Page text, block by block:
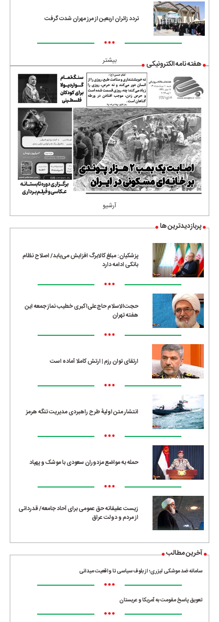
تردد زائران اربعین از مرز مهران شدت گرفت
•••
بیشتر هفته نامه الکترونیکی
آرشیو
پربازدیدترین ها
پزشکیان: مبلغ کالابرگ افزایش می‌یابد/ اصلاح نظام
بانکی ادامه دارد
•••
حجت‌الاسلام حاج‌علی‌اکبری خطیب نماز جمعه این
هفته تهران
•••
ارتقای توان رزم | ارتش کاملا آماده است
•••
انتشار متن اولیۀ طرح راهبردی مدیریت تنگه هرمز
•••
حمله به مواضع مزدوران سعودی با موشک و پهپاد
•••
زیست عفیفانه حق عمومی برای آحاد جامعه/ قدردانی
از مردم و دولت عراق
آخرین مطالب
سامانه ضد موشکی لیزری؛ از بلوف سیاسی تا واقعیت میدانی
•••
تعویق پاسخ مقومت به آمریکا و عربستان
•••